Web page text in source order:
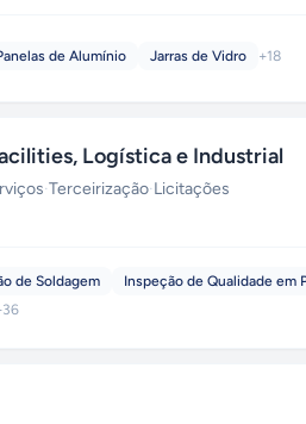
de Alumínio Jarras de Vidro +18
Logística e Industrial
·Terceirização·Licitações
de Soldagem
Inspeção de Qualidade em
36